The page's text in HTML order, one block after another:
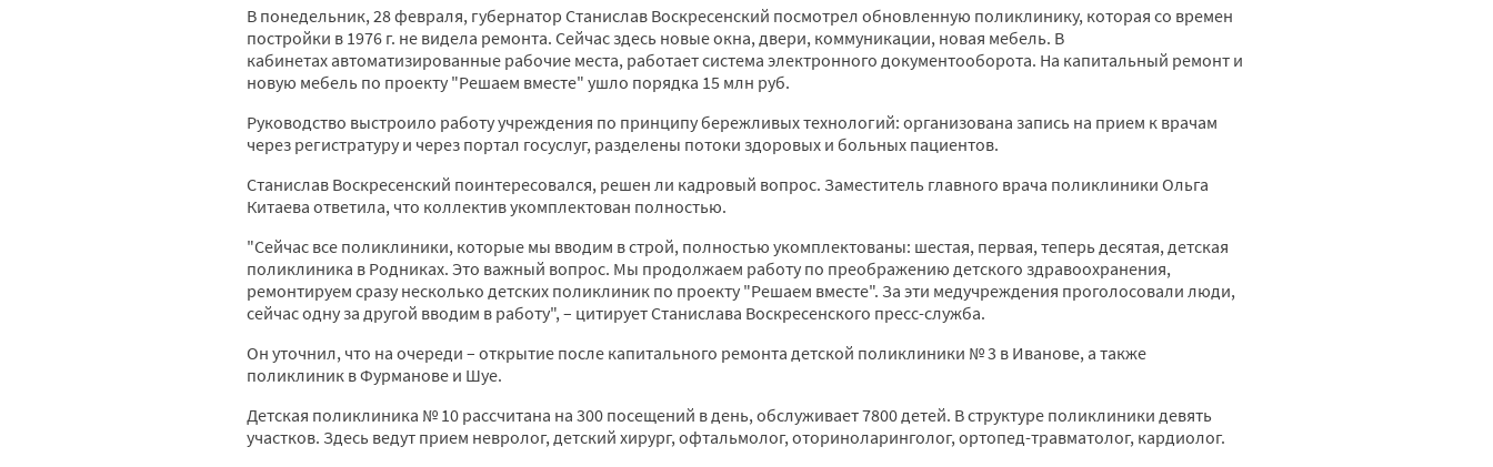
В понедельник, 28 февраля, губернатор Станислав Воскресенский посмотрел обновленную поликлинику, которая со времен
постройки в 1976 г. не видела ремонта. Сейчас здесь новые окна, двери, коммуникации, новая мебель. В
кабинетах автоматизированные рабочие места, работает система электронного документооборота. На капитальный ремонт и
новую мебель по проекту "Решаем вместе" ушло порядка 15 млн руб.
Руководство выстроило работу учреждения по принципу бережливых технологий: организована запись на прием к врачам
через регистратуру и через портал госуслуг, разделены потоки здоровых и больных пациентов.
Станислав Воскресенский поинтересовался, решен ли кадровый вопрос. Заместитель главного врача поликлиники Ольга
Китаева ответила, что коллектив укомплектован полностью.
"Сейчас все поликлиники, которые мы вводим в строй, полностью укомплектованы: шестая, первая, теперь десятая, детская
поликлиника в Родниках. Это важный вопрос. Мы продолжаем работу по преображению детского здравоохранения,
ремонтируем сразу несколько детских поликлиник по проекту "Решаем вместе". За эти медучреждения проголосовали люди,
сейчас одну за другой вводим в работу", – цитирует Станислава Воскресенского пресс-служба.
Он уточнил, что на очереди – открытие после капитального ремонта детской поликлиники № 3 в Иванове, а также
поликлиник в Фурманове и Шуе.
Детская поликлиника № 10 рассчитана на 300 посещений в день, обслуживает 7800 детей. В структуре поликлиники девять
участков. Здесь ведут прием невролог, детский хирург, офтальмолог, оториноларинголог, ортопед-травматолог, кардиолог.